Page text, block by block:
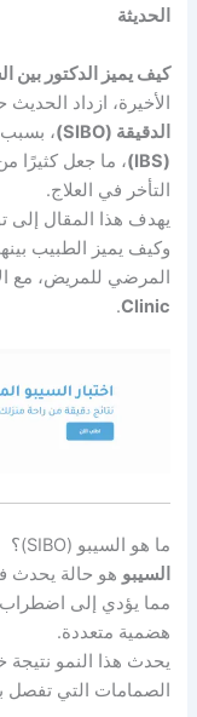
الحديثة
كيف يميز الدكتور بين
الأخيرة، ازداد
الدقيقة (SIBO)
،
(IBS)
، ما جعل كثيرًا
التأخر في العلاج.
يهدف هذا المقال إلى
وكيف يميز الطبيب
المرضي للمريض، مع
Clinic
.
ما هو السيبو (SIBO)؟
السيبو هو حالة يحدث
مما يؤدي إلى
هضمية متعددة.
يحدث هذا النمو
الصمامات التي تفصل